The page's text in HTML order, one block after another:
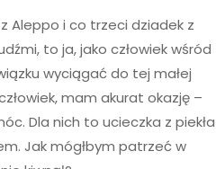
Aleppo i co trzeci dziadek z
to ja, jako człowiek wśród
wyciągać do tej małej
mam akurat okazję –
Dla nich to ucieczka z piekła
Jak mógłbym patrzeć w